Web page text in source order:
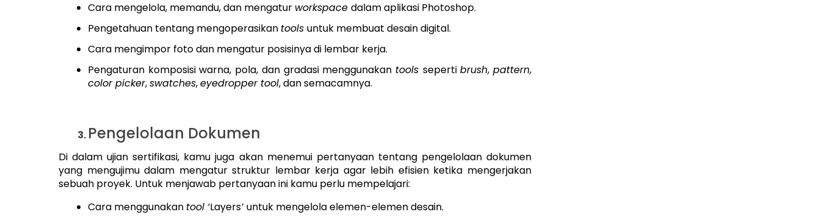
Cara mengelola, memandu, dan mengatur workspace dalam aplikasi Photoshop.
Pengetahuan tentang mengoperasikan tools untuk membuat desain digital.
Cara mengimpor foto dan mengatur posisinya di lembar kerja.
Pengaturan komposisi warna, pola, dan gradasi menggunakan tools sepertibrush,pattern,
color picker,swatches,eyedropper tool, dan semacamnya.
Pengelolaan Dokumen
Di dalam ujian sertifikasi, kamu juga akan menemui pertanyaan tentang pengelolaan dokumen
yang mengujimu dalam mengatur struktur lembar kerja agar lebih efisien ketika mengerjakan
sebuah proyek. Untuk menjawab pertanyaan ini kamu perlu mempelajari:
Cara menggunakan tool ‘Layers’untuk mengelola elemen-elemen desain.